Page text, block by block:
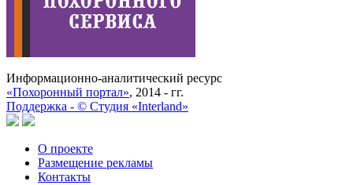
Информационно-аналитический ресурс
«Похоронный портал», 2014 - гг.
Поддержка - © Cтудия «Interland»
О проекте
Размещение рекламы
Контакты